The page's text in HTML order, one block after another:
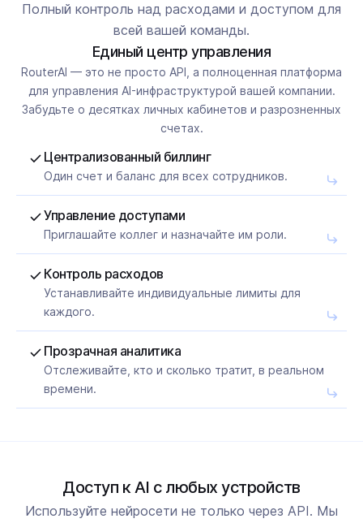
Полный контроль над расходами и доступом для
всей вашей команды.
Единый центр управления
RouterAI — это не просто API, а полноценная платформа
для управления AI-инфраструктурой вашей компании.
Забудьте о десятках личных кабинетов и разрозненных
счетах.
Централизованный биллинг
Один счет и баланс для всех сотрудников.
Управление доступами
Приглашайте коллег и назначайте им роли.
Контроль расходов
Устанавливайте индивидуальные лимиты для
каждого.
Прозрачная аналитика
Отслеживайте, кто и сколько тратит, в реальном
времени.
Доступ к AI с любых устройств
Используйте нейросети не только через API. Мы